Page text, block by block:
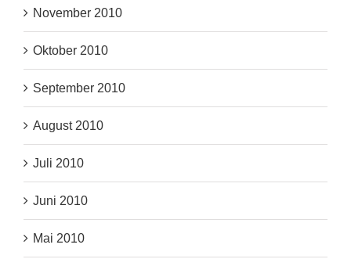
November 2010
Oktober 2010
September 2010
August 2010
Juli 2010
Juni 2010
Mai 2010